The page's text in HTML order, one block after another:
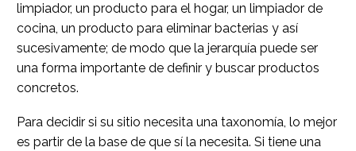
limpiador, un producto para el hogar, un limpiador de
cocina, un producto para eliminar bacterias y así
sucesivamente; de modo que la jerarquía puede ser
una forma importante de definir y buscar productos
concretos.
Para decidir si su sitio necesita una taxonomía, lo mejor
es partir de la base de que sí la necesita. Si tiene una